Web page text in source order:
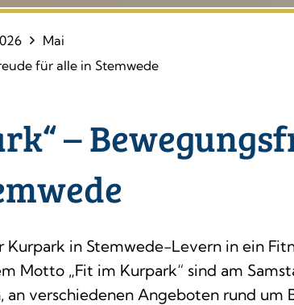
Mai
für alle in Stemwede
–
Kurpark in Stemwede-Levern in ein
Motto „Fit im Kurpark“ sind am
an verschiedenen Angeboten rund um